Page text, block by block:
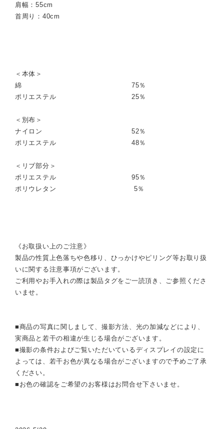
肩幅：55cm
首周り：40cm
＜本体＞
綿 75％
ポリエステル 25％
＜別布＞
ナイロン 52％
ポリエステル 48％
＜リブ部分＞
ポリエステル 95％
ポリウレタン 5％
《お取扱い上のご注意》
製品の性質上色落ちや色移り、ひっかけやピリング等お取り扱
いに関する注意事項がございます。
ご利用やお手入れの際は製品タグをご一読頂き、ご参照くださ
いませ。
■商品の写真に関しまして、撮影方法、光の加減などにより、
実商品と若干の相違が生じる場合がございます。
■撮影の条件およびご覧いただいているディスプレイの設定に
よっては、若干お色が異なる場合がございますので予めご了承
ください。
■お色の確認をご希望のお客様はお問合せ下さいませ。